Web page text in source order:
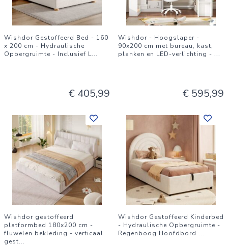
Wishdor Gestoffeerd Bed - 160
x 200 cm - Hydraulische
Opbergruimte - Inclusief L...
€ 405,99
Wishdor - Hoogslaper -
90x200 cm met bureau, kast,
planken en LED-verlichting - ...
€ 595,99
Wishdor gestoffeerd
platformbed 180x200 cm -
fluwelen bekleding - verticaal
gest...
Wishdor Gestoffeerd Kinderbed
- Hydraulische Opbergruimte -
Regenboog Hoofdbord ...